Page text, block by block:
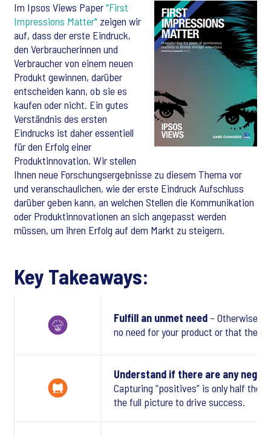
Im Ipsos Views Paper"First
Impressions Matter" zeigen wir
auf, dass der erste Eindruck,
den Verbraucherinnen und
Verbraucher von einem neuen
Produkt gewinnen, darüber
entscheiden kann, ob sie es
kaufen oder nicht. Ein gutes
Verständnis des ersten
Eindrucks ist daher essentiell
für den Erfolg einer
Produktinnovation. Wir stellen
Ihnen neue Forschungsergebnisse zu diesem Thema vor
und veranschaulichen, wie der erste Eindruck Aufschluss
darüber geben kann, an welchen Stellen die Kommunikation
oder Produktinnovationen an sich angepasst werden
müssen, um ihren Erfolg auf dem Markt zu steigern.
Key Takeaways:
Fulfill an unmet need – Otherwise
no need for your product or that there
Understand if there are any
Capturing “positives” is only half the
the full picture to drive success.